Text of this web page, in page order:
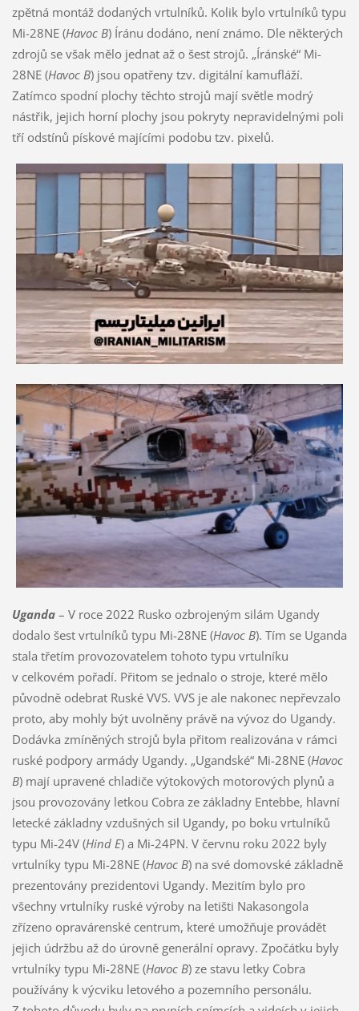
zpětná montáž dodaných vrtulníků. Kolik bylo vrtulníků typu
Mi-28NE (Havoc B) Íránu dodáno, není známo. Dle některých
zdrojů se však mělo jednat až o šest strojů. „Íránské“ Mi-
28NE (Havoc B) jsou opatřeny tzv. digitální kamufláží.
Zatímco spodní plochy těchto strojů mají světle modrý
nástřik, jejich horní plochy jsou pokryty nepravidelnými poli
tří odstínů pískové majícími podobu tzv. pixelů.
Uganda– V roce 2022 Rusko ozbrojeným silám Ugandy
dodalo šest vrtulníků typu Mi-28NE (Havoc B). Tím se Uganda
stala třetím provozovatelem tohoto typu vrtulníku
v celkovém pořadí. Přitom se jednalo o stroje, které mělo
původně odebrat Ruské VVS. VVS je ale nakonec nepřevzalo
proto, aby mohly být uvolněny právě na vývoz do Ugandy.
Dodávka zmíněných strojů byla přitom realizována v rámci
ruské podpory armády Ugandy. „Ugandské“ Mi-28NE (Havoc
B) mají upravené chladiče výtokových motorových plynů a
jsou provozovány letkou Cobra ze základny Entebbe, hlavní
letecké základny vzdušných sil Ugandy, po boku vrtulníků
typu Mi-24V (Hind E) a Mi-24PN. V červnu roku 2022 byly
vrtulníky typu Mi-28NE (Havoc B) na své domovské základně
prezentovány prezidentovi Ugandy. Mezitím bylo pro
všechny vrtulníky ruské výroby na letišti Nakasongola
zřízeno opravárenské centrum, které umožňuje provádět
jejich údržbu až do úrovně generální opravy. Zpočátku byly
vrtulníky typu Mi-28NE (Havoc B) ze stavu letky Cobra
používány k výcviku letového a pozemního personálu.